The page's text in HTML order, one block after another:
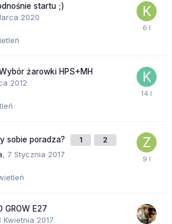
startu ;)
2020
żarowki HPS+MH
2012
sobie poradza? 1 2
, 7 Stycznia 2017
GROW E27
Kwietnia 2017